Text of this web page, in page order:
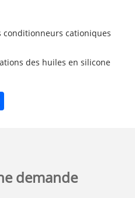
conditionneurs cationiques
des huiles en silicone
demande